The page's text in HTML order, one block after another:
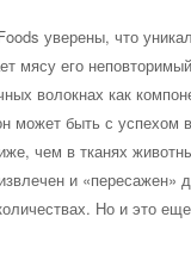
уверены, что
мясу его
волокнах как
может быть с
чем в тканях
и
Но и это